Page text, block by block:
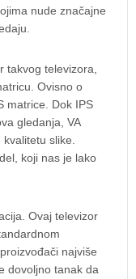
nude značajne
takvog televizora,
Ovisno o
matrice. Dok IPS
gledanja, VA
slike.
koji nas je lako
Ovaj televizor
najviše
dovoljno tanak da